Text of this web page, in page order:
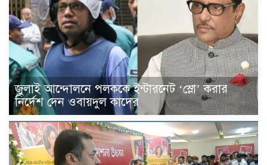
জুলাই আন্দোলনে পলককে ইন্টারনেট ‘স্লো’ করার
নির্দেশ দেন ওবায়দুল কাদের